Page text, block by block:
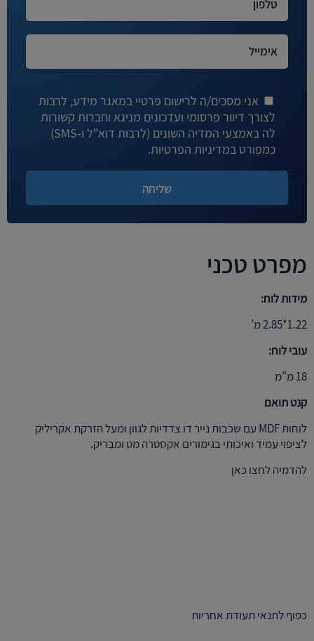
אני מסכים/ה לרישום פרטיי במאגר מידע, לרבות
לצורך דיוור פרסומי ועדכונים מניגא וחברות קשורות
לה באמצעי המדיה השונים (לרבות דוא"ל ו-SMS)
כמפורט במדיניות הפרטיות.
מפרט טכני
מידות לוח:
1.22*2.85 מ’
עובי לוח:
18 מ”מ
קנט תואם
לוחות MDF עם שכבות נייר דו צדדיות לגוון ומעל הזרקת אקריליק
לציפוי עמיד ואיכותי בגימורים אקסטרה מט ומבריק.
להדמיה לחצו כאן
כפוף לתנאי תעודת אחריות